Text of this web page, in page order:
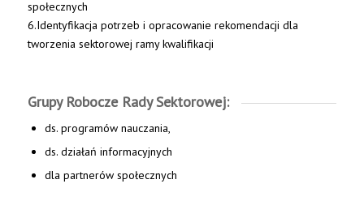
społecznych
6.Identyfikacja potrzeb i opracowanie rekomendacji dla
tworzenia sektorowej ramy kwalifikacji
Grupy Robocze Rady Sektorowej:
ds. programów nauczania,
ds. działań informacyjnych
dla partnerów społecznych